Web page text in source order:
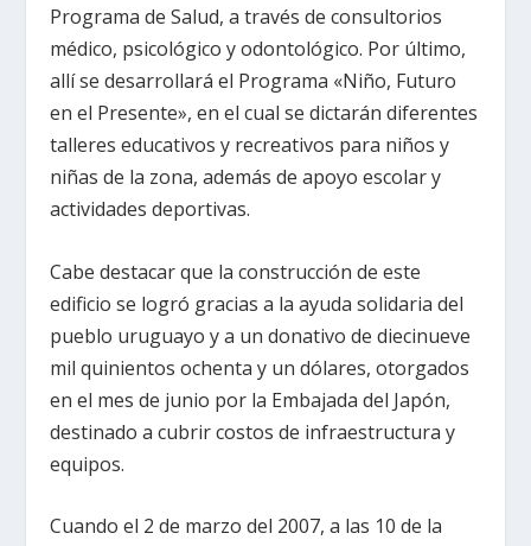
Programa de Salud, a través de consultorios
médico, psicológico y odontológico. Por último,
allí se desarrollará el Programa «Niño, Futuro
en el Presente», en el cual se dictarán diferentes
talleres educativos y recreativos para niños y
niñas de la zona, además de apoyo escolar y
actividades deportivas.
Cabe destacar que la construcción de este
edificio se logró gracias a la ayuda solidaria del
pueblo uruguayo y a un donativo de diecinueve
mil quinientos ochenta y un dólares, otorgados
en el mes de junio por la Embajada del Japón,
destinado a cubrir costos de infraestructura y
equipos.
Cuando el 2 de marzo del 2007, a las 10 de la